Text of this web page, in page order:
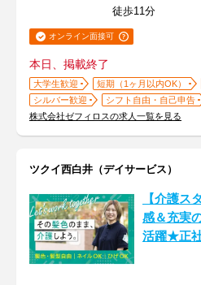
徒歩11分
オンライン面接可
本日、掲載終了
大学生歓迎 短期（1ヶ月以内OK）
シルバー歓迎
シフト自由・自己申告
株式会社ゼフィロスの求人一覧を見る
ツクイ西白井（デイサービス）
【介護ス
感＆充実
活躍★正